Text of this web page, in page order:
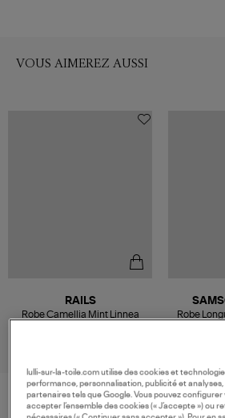
VOUS AIMEREZ AUSSI
RAILS
Robe Camellia Mint Linnea
Robe
lulli-sur-la-toile.com utilise des cookies et
performance, personnalisation, publicité et
partenaires tels que Google. Vous pouvez configurer
accepter l’ensemble des cookies (« J’accepte ») ou